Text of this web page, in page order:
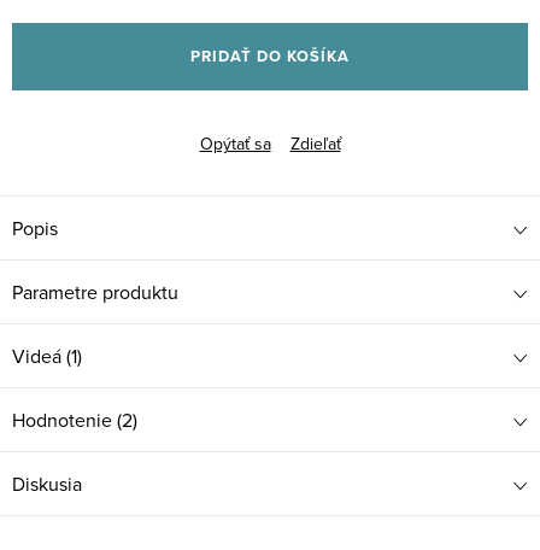
cena:
PRIDAŤ DO KOŠÍKA
Opýtať sa Zdieľať
Popis
Parametre produktu
Videá (1)
Hodnotenie (2)
Diskusia